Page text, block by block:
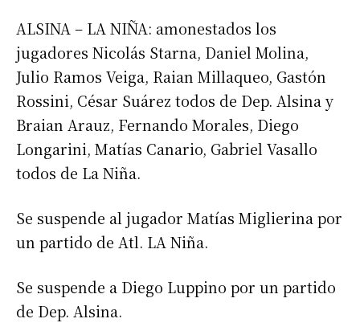
ALSINA – LA NIÑA: amonestados los
jugadores Nicolás Starna, Daniel Molina,
Julio Ramos Veiga, Raian Millaqueo, Gastón
Rossini, César Suárez todos de Dep. Alsina y
Braian Arauz, Fernando Morales, Diego
Longarini, Matías Canario, Gabriel Vasallo
todos de La Niña.
Se suspende al jugador Matías Miglierina por
un partido de Atl. LA Niña.
Se suspende a Diego Luppino por un partido
de Dep. Alsina.